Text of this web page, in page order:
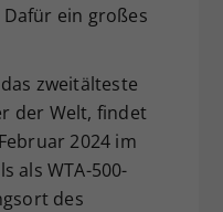
ein großes
zweitälteste
der Welt, findet
2024 im
als WTA-500-
des